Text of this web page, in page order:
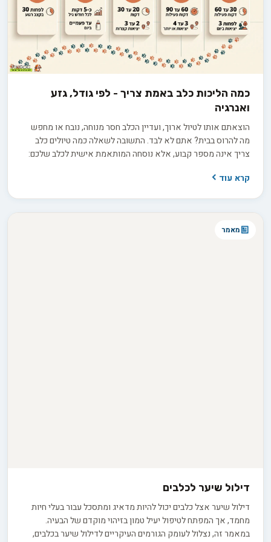
כמה הליכות כלב באמת צריך - לפי גודל, גזע
ואנרגיה
הוצאתם אותו לטיול ארוך, ועדיין הכלב חסר מנוחה, נובח או מחפש
מה להרוס בבית? אתם לא לבד. התשובה לשאלה כמה טיולים כלב
צריך אינה מספר קבוע, אלא נוסחה המותאמת אישית לכלב שלכם:
הפיזית. אז איך מחשבים את נוסחת הטיולים המדויקת לכלב שלכם,
קרא עוד
מאמר
דילול שיער לכלבים
דילול שיער אצל כלבים יכול להיות מדאיג ומתסכל עבור בעלי חיות
מחמד, אך המפתח לטיפול יעיל טמון בזיהוי מוקדם של הבעיה.
במאמר זה, נצלול לעומק הגורמים העיקריים לדילול שיער בכלבים,